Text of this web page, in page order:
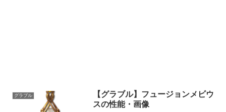
グラブル
【グラブル】フュージョンメビウ
スの性能・画像